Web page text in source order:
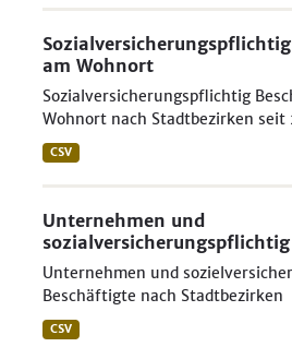
am Wohnort
Sozialversicherungspflichtig
Wohnort nach Stadtbezirken seit
CSV
Unternehmen und
Unternehmen und
Beschäftigte nach Stadtbezirken
CSV